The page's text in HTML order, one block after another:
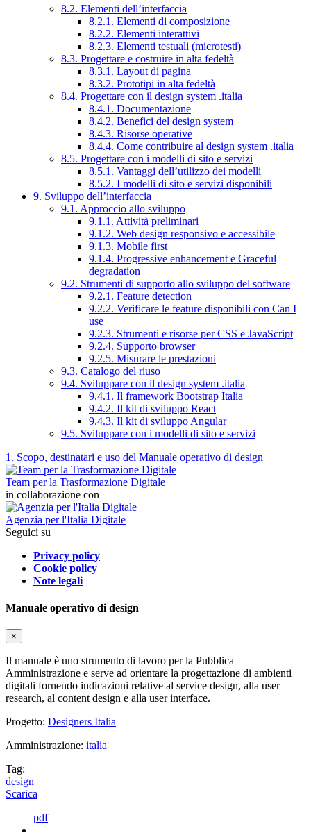
8.2. Elementi dell’interfaccia
8.2.1. Elementi di composizione
8.2.2. Elementi interattivi
8.2.3. Elementi testuali (microtesti)
8.3. Progettare e costruire in alta fedeltà
8.3.1. Layout di pagina
8.3.2. Prototipi in alta fedeltà
8.4. Progettare con il design system .italia
8.4.1. Documentazione
8.4.2. Benefici del design system
8.4.3. Risorse operative
8.4.4. Come contribuire al design system .italia
8.5. Progettare con i modelli di sito e servizi
8.5.1. Vantaggi dell’utilizzo dei modelli
8.5.2. I modelli di sito e servizi disponibili
9. Sviluppo dell’interfaccia
9.1. Approccio allo sviluppo
9.1.1. Attività preliminari
9.1.2. Web design responsivo e accessibile
9.1.3. Mobile first
9.1.4. Progressive enhancement e Graceful
degradation
9.2. Strumenti di supporto allo sviluppo del software
9.2.1. Feature detection
9.2.2. Verificare le feature disponibili con Can I
use
9.2.3. Strumenti e risorse per CSS e JavaScript
9.2.4. Supporto browser
9.2.5. Misurare le prestazioni
9.3. Catalogo del riuso
9.4. Sviluppare con il design system .italia
9.4.1. Il framework Bootstrap Italia
9.4.2. Il kit di sviluppo React
9.4.3. Il kit di sviluppo Angular
9.5. Sviluppare con i modelli di sito e servizi
1. Scopo, destinatari e uso del Manuale operativo di design
Team per la Trasformazione Digitale
in collaborazione con
Agenzia per l'Italia Digitale
Seguici su
Privacy policy
Cookie policy
Note legali
Manuale operativo di design
×
Il manuale è uno strumento di lavoro per la Pubblica
Amministrazione e serve ad orientare la progettazione di ambienti
digitali fornendo indicazioni relative al service design, alla user
research, al content design e alla user interface.
Progetto: Designers Italia
Amministrazione: italia
Tag:
design
Scarica
pdf